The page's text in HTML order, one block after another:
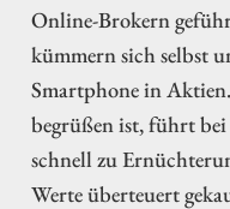
Online-Brokern
kümmern sich selbst
Smartphone in
begrüßen ist, führt
schnell zu
Werte überteuert